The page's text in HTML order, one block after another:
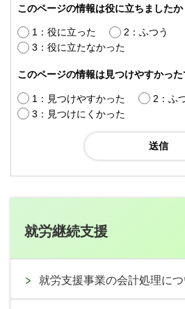
このページの情報は役に立ちましたか
1：役に立った
2：ふつう
3：役に立たなかった
このページの情報は見つけやすかった
1：見つけやすかった
2：ふ
3：見つけにくかった
就労継続支援
就労支援事業の会計処理につ